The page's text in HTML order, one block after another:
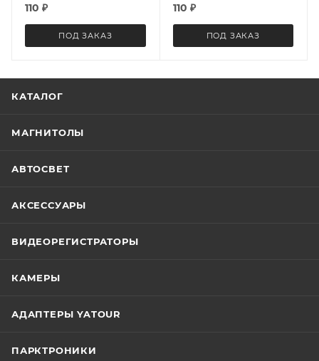
110 ₽
ПОД ЗАКАЗ
110 ₽
ПОД ЗАКАЗ
КАТАЛОГ
МАГНИТОЛЫ
АВТОСВЕТ
АКСЕССУАРЫ
ВИДЕОРЕГИСТРАТОРЫ
КАМЕРЫ
АДАПТЕРЫ YATOUR
ПАРКТРОНИКИ